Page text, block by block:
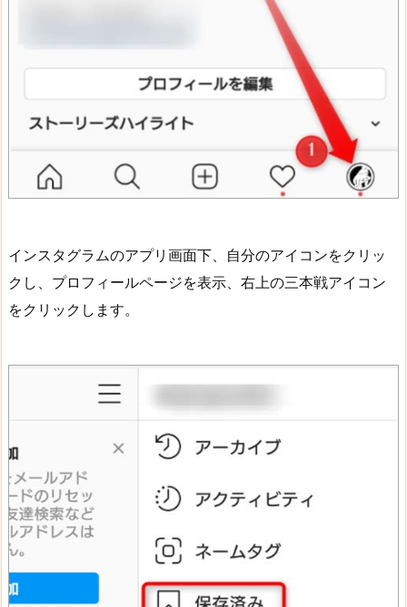
インスタグラムのアプリ画面下、自分のアイコンをクリッ
クし、プロフィールページを表示、右上の三本戦アイコン
をクリックします。